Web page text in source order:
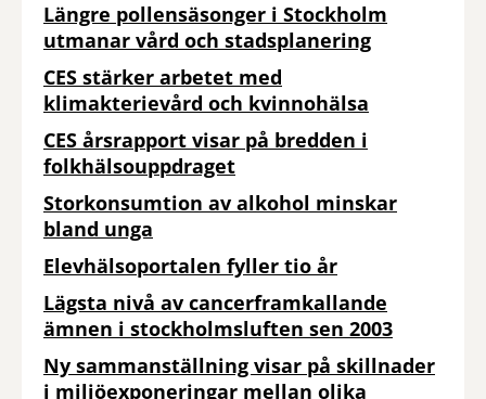
Längre pollensäsonger i Stockholm
utmanar vård och stadsplanering
CES stärker arbetet med
klimakterievård och kvinnohälsa
CES årsrapport visar på bredden i
folkhälsouppdraget
Storkonsumtion av alkohol minskar
bland unga
Elevhälsoportalen fyller tio år
Lägsta nivå av cancerframkallande
ämnen i stockholmsluften sen 2003
Ny sammanställning visar på skillnader
i miljöexponeringar mellan olika